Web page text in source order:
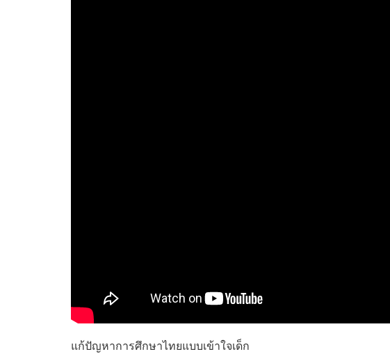
แก้ปัญหาการศึกษาไทยแบบเข้าใจเด็ก